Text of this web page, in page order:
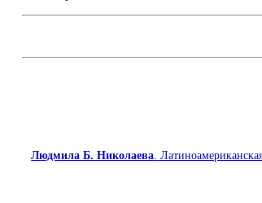
Людмила Б. Николаева .